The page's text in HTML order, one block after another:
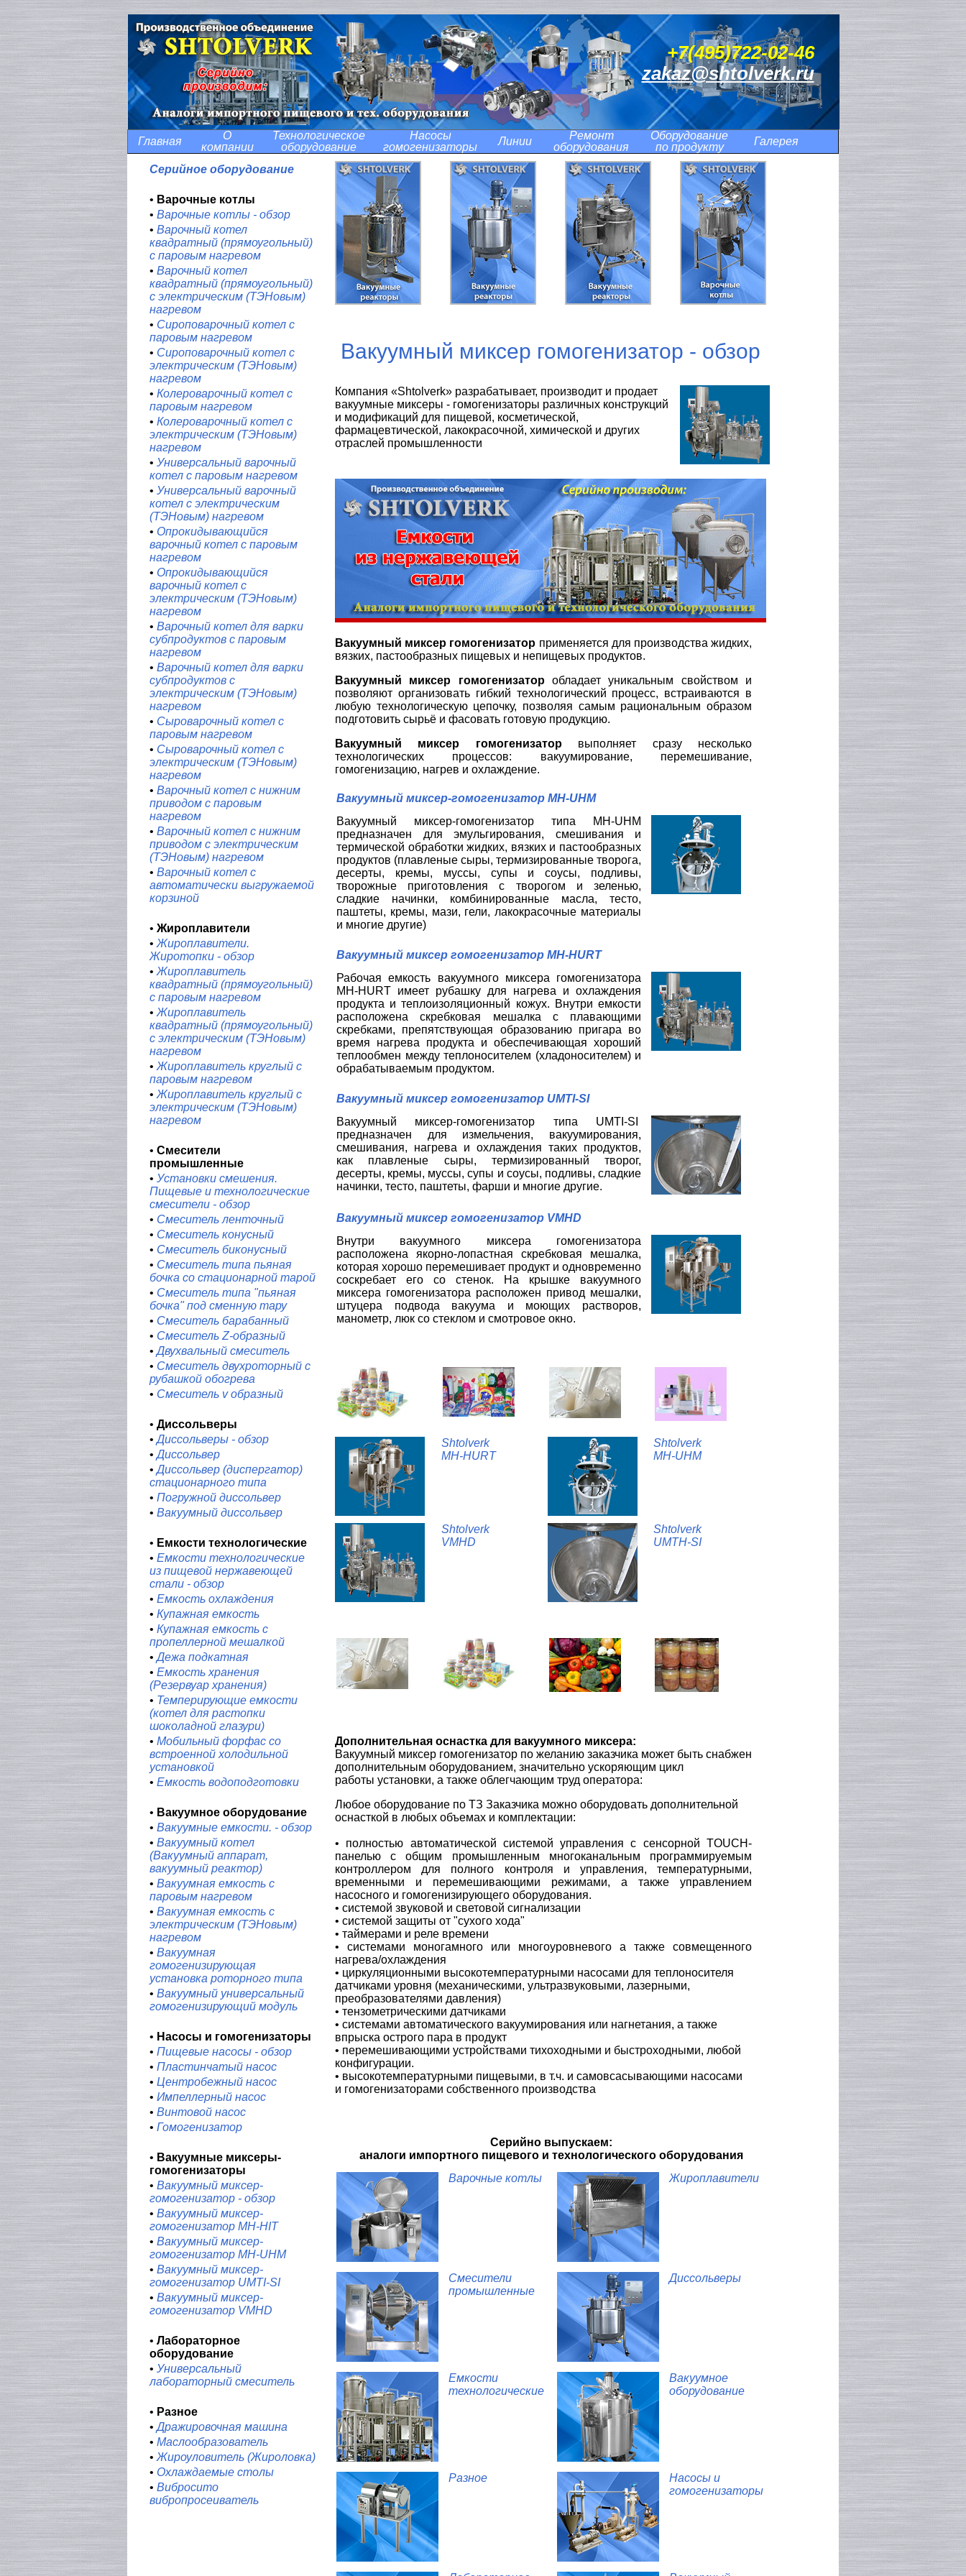
+7(495)722-02-46
zakaz@shtolverk.ru
Главная
О
компании
Технологическое
оборудование
Насосы
гомогенизаторы
Линии
Ремонт
оборудования
Оборудование
по продукту
Галерея
Серийное оборудование
• Варочные котлы
• Варочные котлы - обзор
• Варочный котел
квадратный (прямоугольный)
с паровым нагревом
• Варочный котел
квадратный (прямоугольный)
с электрическим (ТЭНовым)
нагревом
• Сироповарочный котел с
паровым нагревом
• Сироповарочный котел с
электрическим (ТЭНовым)
нагревом
• Колероварочный котел с
паровым нагревом
• Колероварочный котел с
электрическим (ТЭНовым)
нагревом
• Универсальный варочный
котел с паровым нагревом
• Универсальный варочный
котел с электрическим
(ТЭНовым) нагревом
• Опрокидывающийся
варочный котел с паровым
нагревом
• Опрокидывающийся
варочный котел с
электрическим (ТЭНовым)
нагревом
• Варочный котел для варки
субпродуктов с паровым
нагревом
• Варочный котел для варки
субпродуктов с
электрическим (ТЭНовым)
нагревом
• Сыроварочный котел с
паровым нагревом
• Сыроварочный котел с
электрическим (ТЭНовым)
нагревом
• Варочный котел с нижним
приводом с паровым
нагревом
• Варочный котел с нижним
приводом с электрическим
(ТЭНовым) нагревом
• Варочный котел с
автоматически выгружаемой
корзиной
• Жироплавители
• Жироплавители.
Жиротопки - обзор
• Жироплавитель
квадратный (прямоугольный)
с паровым нагревом
• Жироплавитель
квадратный (прямоугольный)
с электрическим (ТЭНовым)
нагревом
• Жироплавитель круглый с
паровым нагревом
• Жироплавитель круглый с
электрическим (ТЭНовым)
нагревом
• Смесители
промышленные
• Установки смешения.
Пищевые и технологические
смесители - обзор
• Смеситель ленточный
• Смеситель конусный
• Смеситель биконусный
• Смеситель типа пьяная
бочка со стационарной тарой
• Смеситель типа "пьяная
бочка" под сменную тару
• Смеситель барабанный
• Смеситель Z-образный
•Двухвальный смеситель
• Смеситель двухроторный с
рубашкой обогрева
• Смеситель v образный
• Диссольверы
•Диссольверы - обзор
•Диссольвер
•Диссольвер (диспергатор)
стационарного типа
• Погружной диссольвер
• Вакуумный диссольвер
• Емкости технологические
• Емкости технологические
из пищевой нержавеющей
стали - обзор
• Емкость охлаждения
• Купажная емкость
• Купажная емкость с
пропеллерной мешалкой
•Дежа подкатная
• Емкость хранения
(Резервуар хранения)
• Темперирующие емкости
(котел для растопки
шоколадной глазури)
• Мобильный форфас со
встроенной холодильной
установкой
• Емкость водоподготовки
• Вакуумное оборудование
• Вакуумные емкости. - обзор
• Вакуумный котел
(Вакуумный аппарат,
вакуумный реактор)
• Вакуумная емкость с
паровым нагревом
• Вакуумная емкость с
электрическим (ТЭНовым)
нагревом
• Вакуумная
гомогенизирующая
установка роторного типа
• Вакуумный универсальный
гомогенизирующий модуль
• Насосы и гомогенизаторы
• Пищевые насосы - обзор
• Пластинчатый насос
• Центробежный насос
• Импеллерный насос
• Винтовой насос
• Гомогенизатор
• Вакуумные миксеры-
гомогенизаторы
• Вакуумный миксер-
гомогенизатор - обзор
• Вакуумный миксер-
гомогенизатор MH-HIT
• Вакуумный миксер-
гомогенизатор MH-UHM
• Вакуумный миксер-
гомогенизатор UMTI-SI
• Вакуумный миксер-
гомогенизатор VMHD
• Лабораторное
оборудование
• Универсальный
лабораторный смеситель
• Разное
•Дражировочная машина
• Маслообразователь
• Жироуловитель (Жироловка)
• Охлаждаемые столы
• Вибросито
вибропросеиватель
Вакуумный миксер гомогенизатор - обзор
Компания «Shtolverk» разрабатывает, производит и продает
вакуумные миксеры - гомогенизаторы различных конструкций
и модификаций для пищевой, косметической,
фармацевтической, лакокрасочной, химической и других
отраслей промышленности
Вакуумный миксер гомогенизатор применяется для производства жидких,
вязких, пастообразных пищевых и непищевых продуктов.
Вакуумный миксер гомогенизатор обладает уникальным свойством и
позволяют организовать гибкий технологический процесс, встраиваются в
любую технологическую цепочку, позволяя самым рациональным образом
подготовить сырьё и фасовать готовую продукцию.
Вакуумный миксер гомогенизаторвыполняет сразу несколько
технологических процессов: вакуумирование, перемешивание,
гомогенизацию, нагрев и охлаждение.
Вакуумный миксер-гомогенизатор MH-UHM
Вакуумный миксер-гомогенизатор типа MH-UHM
предназначен для эмульгирования, смешивания и
термической обработки жидких, вязких и пастообразных
продуктов (плавленые сыры, термизированные творога,
десерты, кремы, муссы, супы и соусы, подливы,
творожные приготовления с творогом и зеленью,
сладкие начинки, комбинированные масла, тесто,
паштеты, кремы, мази, гели, лакокрасочные материалы
и многие другие)
Вакуумный миксер гомогенизатор MH-HURT
Рабочая емкость вакуумного миксера гомогенизатора
MH-HURT имеет рубашку для нагрева и охлаждения
продукта и теплоизоляционный кожух. Внутри емкости
расположена скребковая мешалка с плавающими
скребками, препятствующая образованию пригара во
время нагрева продукта и обеспечивающая хороший
теплообмен между теплоносителем (хладоносителем) и
обрабатываемым продуктом.
Вакуумный миксер гомогенизатор UMTI-SI
Вакуумный миксер-гомогенизатор типа UMTI-SI
предназначен для измельчения, вакуумирования,
смешивания, нагрева и охлаждения таких продуктов,
как плавленые сыры, термизированный творог,
десерты, кремы, муссы, супы и соусы, подливы, сладкие
начинки, тесто, паштеты, фарши и многие другие.
Вакуумный миксер гомогенизатор VMHD
Внутри вакуумного миксера гомогенизатора
расположена якорно-лопастная скребковая мешалка,
которая хорошо перемешивает продукт и одновременно
соскребает его со стенок. На крышке вакуумного
миксера гомогенизатора расположен привод мешалки,
штуцера подвода вакуума и моющих растворов,
манометр, люк со стеклом и смотровое окно.
Shtolverk
MH-HURT
Shtolverk
MH-UHM
Shtolverk
VMHD
Shtolverk
UMTH-SI
Дополнительная оснастка для вакуумного миксера:
Вакуумный миксер гомогенизатор по желанию заказчика может быть снабжен
дополнительным оборудованием, значительно ускоряющим цикл
работы установки, а также облегчающим труд оператора:
Любое оборудование по ТЗ Заказчика можно оборудовать дополнительной
оснасткой в любых объемах и комплектации:
• полностью автоматической системой управления с сенсорной TOUCH-
панелью с общим промышленным многоканальным программируемым
контроллером для полного контроля и управления, температурными,
временными и перемешивающими режимами, а также управлением
насосного и гомогенизирующего оборудования.
• системой звуковой и световой сигнализации
• системой защиты от "сухого хода"
• таймерами и реле времени
• системами моногамного или многоуровневого а также совмещенного
нагрева/охлаждения
• циркуляционными высокотемпературными насосами для теплоносителя
датчиками уровня (механическими, ультразвуковыми, лазерными,
преобразователями давления)
• тензометрическими датчиками
• системами автоматического вакуумирования или нагнетания, а также
впрыска острого пара в продукт
• перемешивающими устройствами тихоходными и быстроходными, любой
конфигурации.
• высокотемпературными пищевыми, в т.ч. и самовсасывающими насосами
и гомогенизаторами собственного производства
Серийно выпускаем:
аналоги импортного пищевого и технологического оборудования
Варочные котлы
Жироплавители
Смесители
промышленные
Диссольверы
Емкости
технологические
Вакуумное
оборудование
Разное
Насосы и
гомогенизаторы